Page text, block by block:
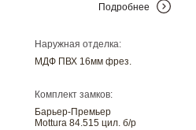
Наружная отделка:
МДФ ПВХ 16мм фрез.
Комплект замков:
Барьер-Премьер
Mottura 84.515 цил. б/р
Подробнее